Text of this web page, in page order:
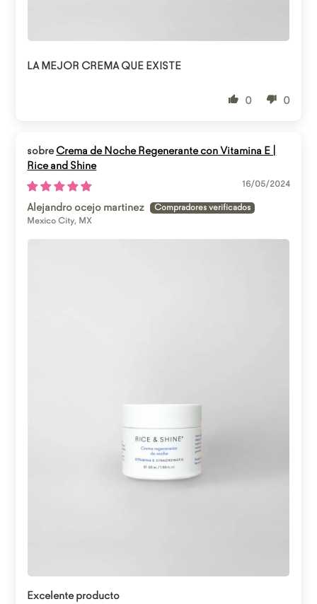
LA MEJOR CREMA QUE EXISTE
0 0
Crema de Noche Regenerante con Vitamina E |
Rice and Shine
16/05/2024
Alejandro ocejo martinez
Mexico City, MX
Excelente producto